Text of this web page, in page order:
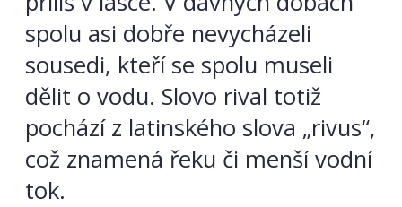
spolu asi dobře nevycházeli
sousedi, kteří se spolu museli
dělit o vodu. Slovo rival totiž
pochází z latinského slova „rivus“,
což znamená řeku či menší vodní
tok.